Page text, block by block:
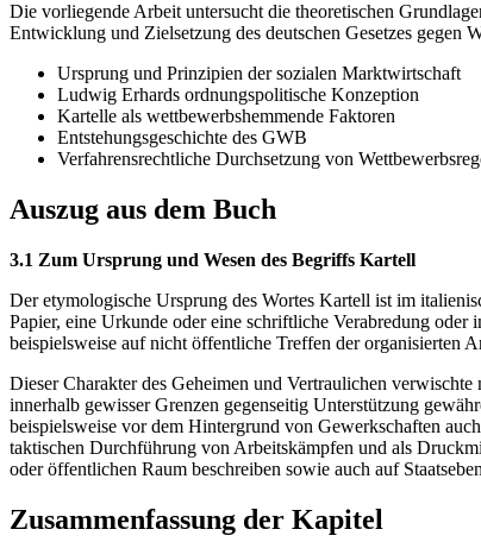
Die vorliegende Arbeit untersucht die theoretischen
Entwicklung und Zielsetzung des deutschen Gesetzes gegen
Ursprung und Prinzipien der sozialen Marktwirtschaft
Ludwig Erhards ordnungspolitische Konzeption
Kartelle als wettbewerbshemmende Faktoren
Entstehungsgeschichte des GWB
Verfahrensrechtliche Durchsetzung von
Auszug aus dem Buch
3.1 Zum Ursprung und Wesen des Begriffs Kartell
Der etymologische Ursprung des Wortes Kartell ist im
Papier, eine Urkunde oder eine schriftliche Verabredung
beispielsweise auf nicht öffentliche Treffen der organisierten
Dieser Charakter des Geheimen und Vertraulichen
innerhalb gewisser Grenzen gegenseitig Unterstützung
beispielsweise vor dem Hintergrund von Gewerkschaften
taktischen Durchführung von Arbeitskämpfen und als
oder öffentlichen Raum beschreiben sowie auch auf
Zusammenfassung der Kapitel